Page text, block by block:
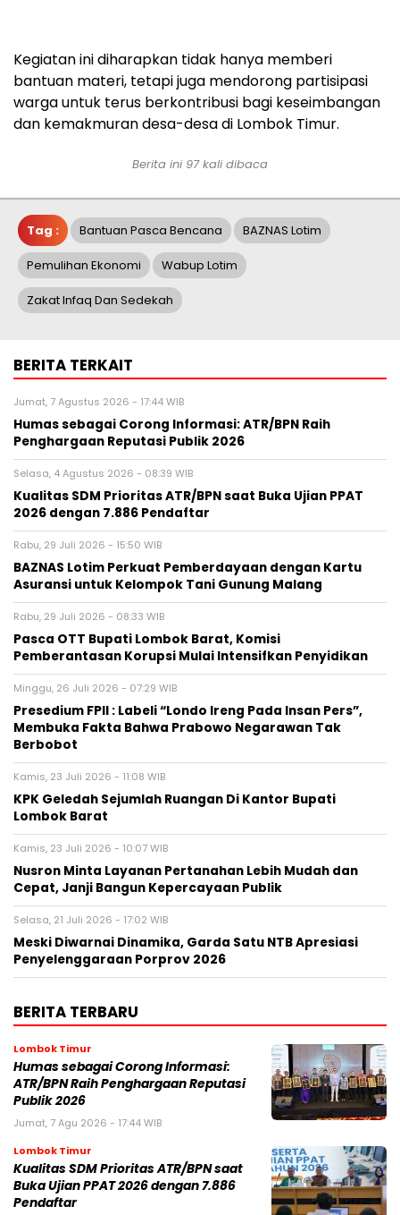
Kegiatan ini diharapkan tidak hanya memberi
bantuan materi, tetapi juga mendorong partisipasi
warga untuk terus berkontribusi bagi keseimbangan
dan kemakmuran desa-desa di Lombok Timur.
Berita ini 97 kali dibaca
Tag : Bantuan Pasca Bencana BAZNAS Lotim
Pemulihan Ekonomi Wabup Lotim
Zakat Infaq Dan Sedekah
BERITA TERKAIT
Jumat, 7 Agustus 2026 - 17:44 WIB
Humas sebagai Corong Informasi: ATR/BPN Raih
Penghargaan Reputasi Publik 2026
Selasa, 4 Agustus 2026 - 08:39 WIB
Kualitas SDM Prioritas ATR/BPN saat Buka Ujian PPAT
2026 dengan 7.886 Pendaftar
Rabu, 29 Juli 2026 - 15:50 WIB
BAZNAS Lotim Perkuat Pemberdayaan dengan Kartu
Asuransi untuk Kelompok Tani Gunung Malang
Rabu, 29 Juli 2026 - 08:33 WIB
Pasca OTT Bupati Lombok Barat, Komisi
Pemberantasan Korupsi Mulai Intensifkan Penyidikan
Minggu, 26 Juli 2026 - 07:29 WIB
Presedium FPII : Labeli “Londo Ireng Pada Insan Pers”,
Membuka Fakta Bahwa Prabowo Negarawan Tak
Berbobot
Kamis, 23 Juli 2026 - 11:08 WIB
KPK Geledah Sejumlah Ruangan Di Kantor Bupati
Lombok Barat
Kamis, 23 Juli 2026 - 10:07 WIB
Nusron Minta Layanan Pertanahan Lebih Mudah dan
Cepat, Janji Bangun Kepercayaan Publik
Selasa, 21 Juli 2026 - 17:02 WIB
Meski Diwarnai Dinamika, Garda Satu NTB Apresiasi
Penyelenggaraan Porprov 2026 ‎
BERITA TERBARU
Lombok Timur
Humas sebagai Corong Informasi:
ATR/BPN Raih Penghargaan Reputasi
Publik 2026
Jumat, 7 Agu 2026 - 17:44 WIB
Lombok Timur
Kualitas SDM Prioritas ATR/BPN saat
Buka Ujian PPAT 2026 dengan 7.886
Pendaftar